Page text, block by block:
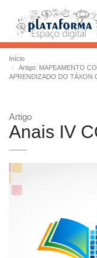
Início
Artigo: MAPEAMENTO
APRENDIZADO DO TÁXON
Artigo
Anais IV